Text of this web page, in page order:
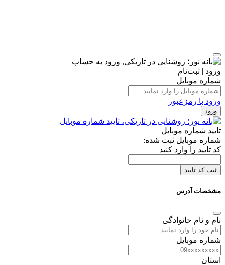
ورود | ثبت‌نام
شماره موبایل
ورود با رمزعبور
ورود
تایید شماره موبایل
شماره موبایل ثبت شده:
کد تایید را وارد کنید
ثبت کد تایید
مشخصات آدرس
نام و نام خانوادگی
شماره موبایل
استان